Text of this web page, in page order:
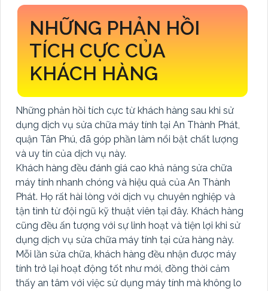
NHỮNG PHẢN HỒI
TÍCH CỰC CỦA
KHÁCH HÀNG
Những phản hồi tích cực từ khách hàng sau khi sử
dụng dịch vụ sửa chữa máy tính tại An Thành Phát,
quận Tân Phú, đã góp phần làm nổi bật chất lượng
và uy tín của dịch vụ này.
Khách hàng đều đánh giá cao khả năng sửa chữa
máy tính nhanh chóng và hiệu quả của An Thành
Phát. Họ rất hài lòng với dịch vụ chuyên nghiệp và
tận tình từ đội ngũ kỹ thuật viên tại đây. Khách hàng
cũng đều ấn tượng với sự linh hoạt và tiện lợi khi sử
dụng dịch vụ sửa chữa máy tính tại cửa hàng này.
Mỗi lần sửa chữa, khách hàng đều nhận được máy
tính trở lại hoạt động tốt như mới, đồng thời cảm
thấy an tâm với việc sử dụng máy tính mà không lo